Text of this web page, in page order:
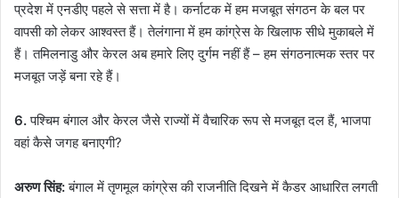
प्रदेश में एनडीए पहले से सत्ता में है। कर्नाटक में हम मजबूत संगठन के बल पर
वापसी को लेकर आश्वस्त हैं। तेलंगाना में हम कांग्रेस के खिलाफ सीधे मुकाबले में
हैं। तमिलनाडु और केरल अब हमारे लिए दुर्गम नहीं हैं – हम संगठनात्मक स्तर पर
मजबूत जड़ें बना रहे हैं।
6.पश्चिम बंगाल और केरल जैसे राज्यों में वैचारिक रूप से मजबूत दल हैं, भाजपा
वहां कैसे जगह बनाएगी?
अरुण सिंह:बंगाल में तृणमूल कांग्रेस की राजनीति दिखने में कैडर आधारित लगती